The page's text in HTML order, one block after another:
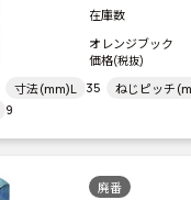
在庫数
オレンジブック
価格(税抜)
寸法(mm)L 35 ねじピッチ
9
廃番